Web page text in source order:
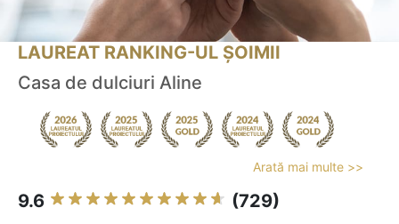
LAUREAT RANKING-UL ȘOIMII
Casa de dulciuri Aline
Arată mai multe >>
9.6 (729)